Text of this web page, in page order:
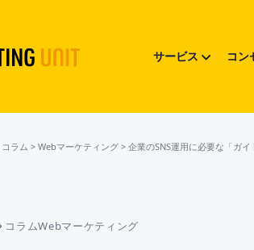
サービス コン
コラム > Webマーケティング> 企業のSNS運用に必要な「ガ
コラムWebマーケティング